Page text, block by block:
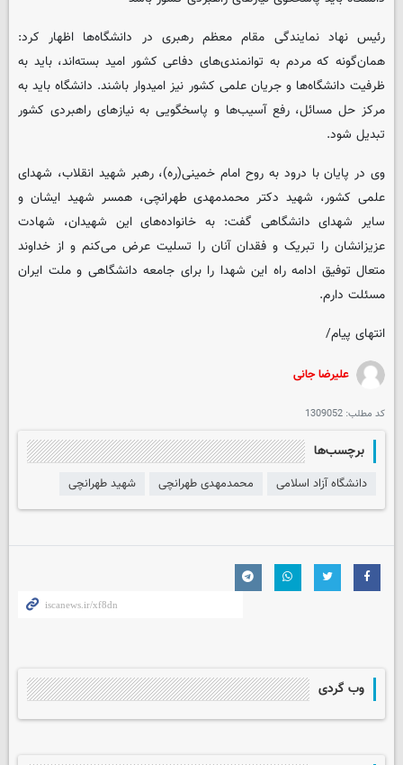
رئیس نهاد نمایندگی مقام معظم رهبری در دانشگاه‌ها اظهار کرد:
همان‌گونه که مردم به توانمندی‌های دفاعی کشور امید بسته‌اند، باید به
ظرفیت دانشگاه‌ها و جریان علمی کشور نیز امیدوار باشند. دانشگاه باید به
مرکز حل مسائل، رفع آسیب‌ها و پاسخگویی به نیازهای راهبردی کشور
تبدیل شود.
وی در پایان با درود به روح امام خمینی(ره)، رهبر شهید انقلاب، شهدای
علمی کشور، شهید دکتر محمدمهدی طهرانچی، همسر شهید ایشان و
سایر شهدای دانشگاهی گفت: به خانواده‌های این شهیدان، شهادت
عزیزانشان را تبریک و فقدان آنان را تسلیت عرض می‌کنم و از خداوند
متعال توفیق ادامه راه این شهدا را برای جامعه دانشگاهی و ملت ایران
مسئلت دارم.
انتهای پیام/
علیرضا جانی
کد مطلب: 1309052
برچسب‌ها
دانشگاه آزاد اسلامی محمدمهدی طهرانچی شهید طهرانچی
وب گردی